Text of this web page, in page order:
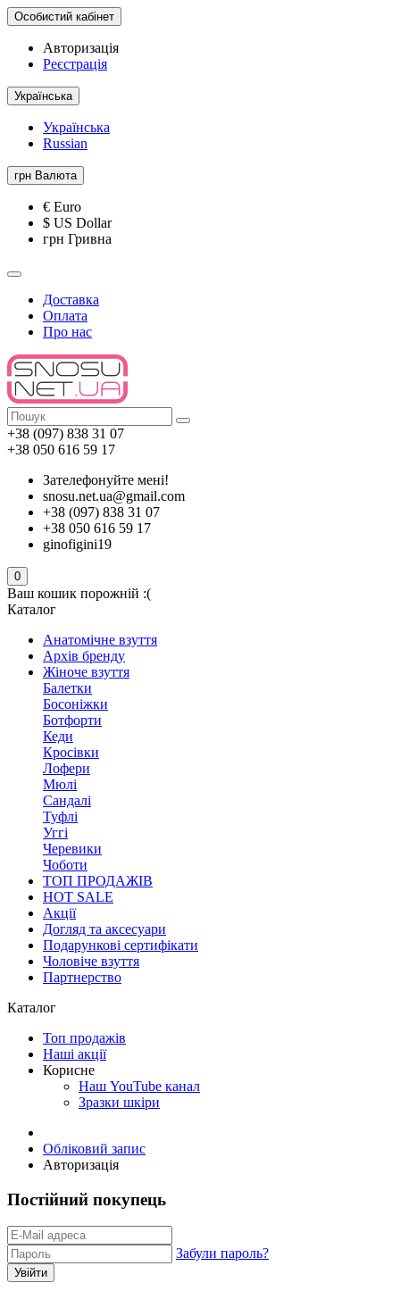
Особистий кабінет
Авторизація
Реєстрація
Українська
Українська
Russian
грн Валюта
€ Euro
$ US Dollar
грн Гривна
Доставка
Оплата
Про нас
+38 (097) 838 31 07
+38 050 616 59 17
Зателефонуйте мені!
snosu.net.ua@gmail.com
+38 (097) 838 31 07
+38 050 616 59 17
ginofigini19
0
Ваш кошик порожній :(
Каталог
Анатомічне взуття
Архів бренду
Жіноче взуття
Балетки
Босоніжки
Ботфорти
Кеди
Кросівки
Лофери
Мюлі
Сандалі
Туфлі
Уггі
Черевики
Чоботи
ТОП ПРОДАЖІВ
HOT SALE
Акції
Догляд та аксесуари
Подарункові сертифікати
Чоловіче взуття
Партнерство
Каталог
Топ продажів
Наші акції
Корисне
Наш YouTube канал
Зразки шкіри
Обліковий запис
Авторизація
Постійний покупець
Забули пароль?
Увійти